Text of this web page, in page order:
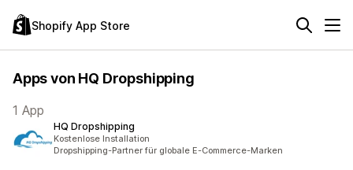
Shopify App Store
Apps von HQ Dropshipping
1 App
HQ Dropshipping
Kostenlose Installation
Dropshipping-Partner für globale E-Commerce-Marken